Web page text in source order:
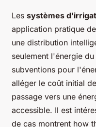
Les systèmes
application pratique
une distribution
seulement l'énergie
subventions pour
alléger le coût initial
passage vers une
accessible. Il est
de cas montrent how